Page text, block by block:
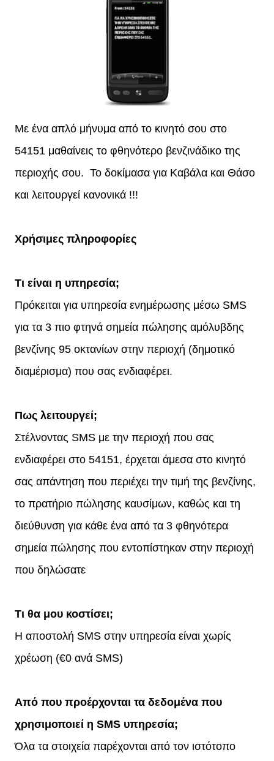
Με ένα απλό μήνυμα από το κινητό σου στο
54151 μαθαίνεις το φθηνότερο βενζινάδικο της
περιοχής σου. Το δοκίμασα για Καβάλα και Θάσο
και λειτουργεί κανονικά !!!
Χρήσιμες πληροφορίες
Τι είναι η υπηρεσία;
Πρόκειται για υπηρεσία ενημέρωσης μέσω SMS
για τα 3 πιο φτηνά σημεία πώλησης αμόλυβδης
βενζίνης 95 οκτανίων στην περιοχή (δημοτικό
διαμέρισμα) που σας ενδιαφέρει.
Πως λειτουργεί;
Στέλνοντας SMS με την περιοχή που σας
ενδιαφέρει στο 54151, έρχεται άμεσα στο κινητό
σας απάντηση που περιέχει την τιμή της βενζίνης,
το πρατήριο πώλησης καυσίμων, καθώς και τη
διεύθυνση για κάθε ένα από τα 3 φθηνότερα
σημεία πώλησης που εντοπίστηκαν στην περιοχή
που δηλώσατε
Τι θα μου κοστίσει;
Η αποστολή SMS στην υπηρεσία είναι χωρίς
χρέωση (€0 ανά SMS)
Από που προέρχονται τα δεδομένα που
χρησιμοποιεί η SMS υπηρεσία;
Όλα τα στοιχεία παρέχονται από τον ιστότοπο